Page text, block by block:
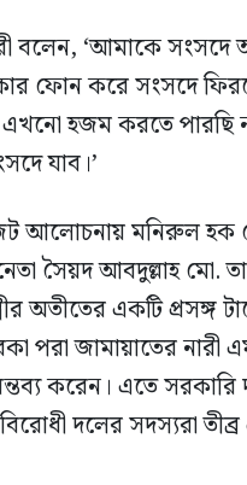
বলেন, ‘আমাকে সংসদে
ফোন করে সংসদে
হজম করতে পারছি
যাব।’
আলোচনায় মনিরুল হক
সৈয়দ আবদুল্লাহ মো.
অতীতের একটি প্রসঙ্গ
পরা জামায়াতের নারী
করেন। এতে সরকারি
দলের সদস্যরা তীব্র